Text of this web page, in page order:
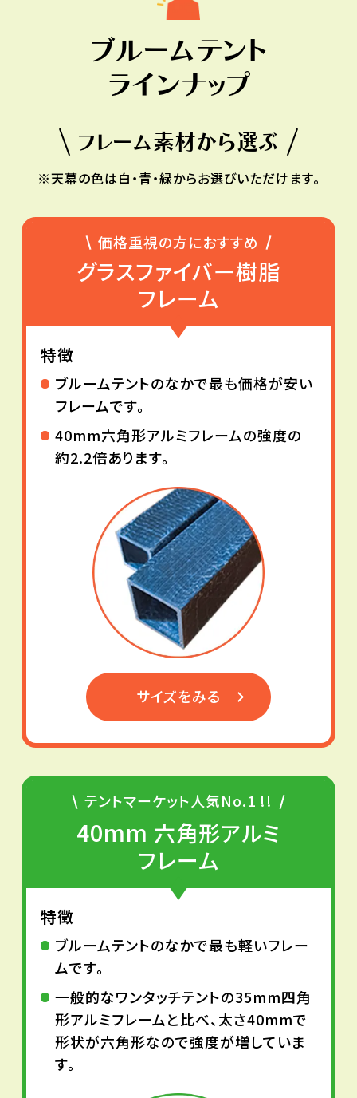
ブルームテント
ラインナップ
フレーム素材から選ぶ
※天幕の色は白・青・緑からお選びいただけます。
価格重視の方におすすめ
グラスファイバー樹脂
フレーム
特徴
ブルームテントのなかで最も価格が安い
フレームです。
40mm六角形アルミフレームの強度の
約2.2倍あります。
サイズをみる
テントマーケット人気No.1 !!
40mm 六角形アルミ
フレーム
特徴
ブルームテントのなかで最も軽いフレー
ムです。
一般的なワンタッチテントの35mm四角
形アルミフレームと比べ、太さ40mmで
形状が六角形なので強度が増していま
す。